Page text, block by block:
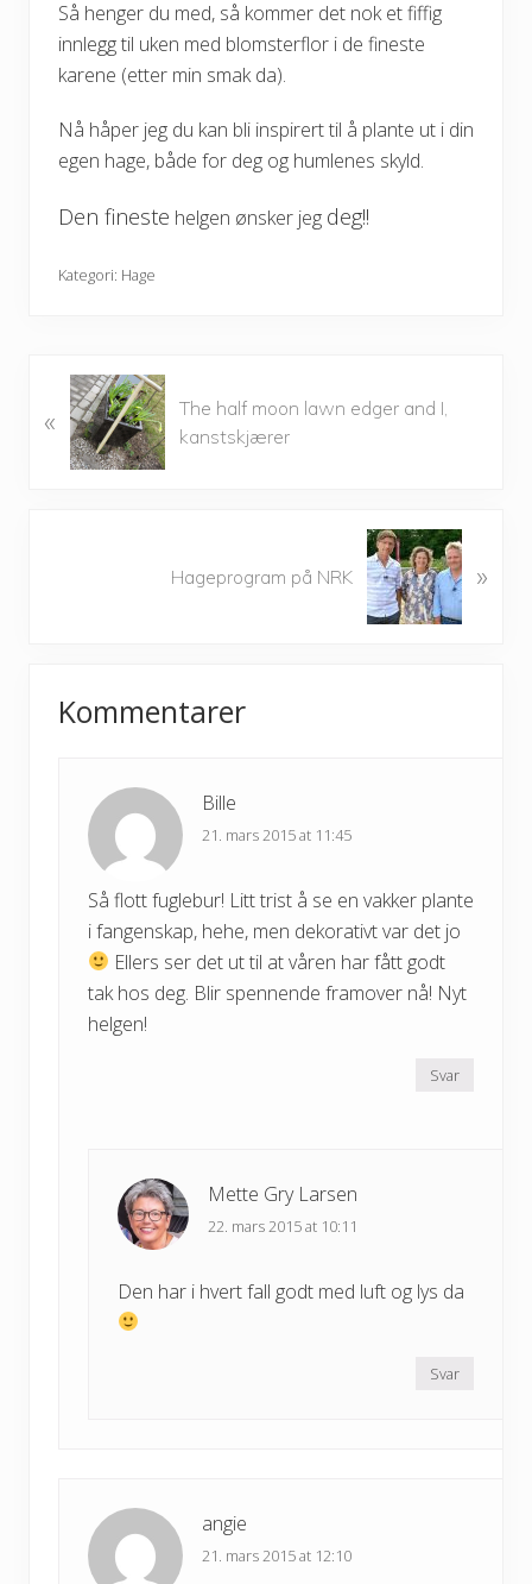
Så henger du med, så kommer det nok et fiffig
innlegg til uken med blomsterflor i de fineste
karene (etter min smak da).
Nå håper jeg du kan bli inspirert til å plante ut i din
egen hage, både for deg og humlenes skyld.
Den fineste helgen ønsker jeg deg!!
Kategori: Hage
r
«
The half moon lawn edger and I,
kanstskjærer
Hageprogram på NRK »
Interactions
Kommentarer
Bille
21. mars 2015 at 11:45
Så flott fuglebur! Litt trist å se en vakker plante
i fangenskap, hehe, men dekorativt var det jo
Ellers ser det ut til at våren har fått godt
tak hos deg. Blir spennende framover nå! Nyt
helgen!
Svar
Mette Gry Larsen
22. mars 2015 at 10:11
Den har i hvert fall godt med luft og lys da
Svar
angie
21. mars 2015 at 12:10